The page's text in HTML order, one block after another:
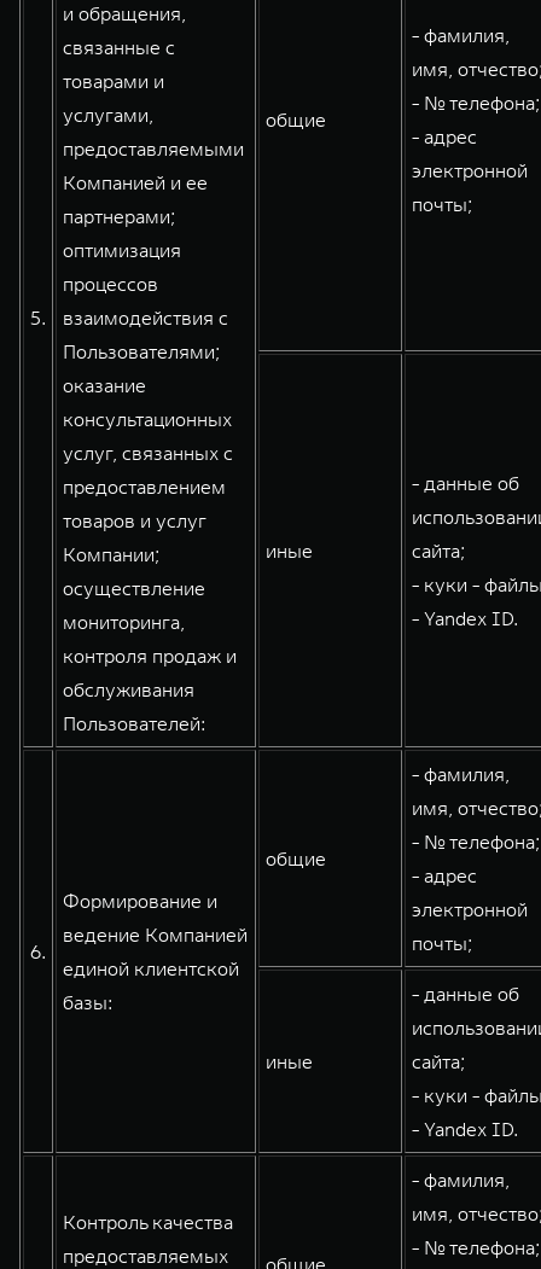
5.
и обращения,
связанные с
товарами и
услугами,
предоставляемыми
Компанией и ее
партнерами;
оптимизация
процессов
взаимодействия с
Пользователями;
оказание
консультационных
услуг, связанных с
предоставлением
товаров и услуг
Компании;
осуществление
мониторинга,
контроля продаж и
обслуживания
Пользователей:
общие
- фамилия,
имя,
- № телефона;
- адрес
электронной
почты;
иные
- данные об
сайта;
- куки -
- Yandex ID.
6.
Формирование и
ведение Компанией
единой клиентской
базы:
общие
- фамилия,
имя,
- № телефона;
- адрес
электронной
почты;
иные
- данные об
сайта;
- куки -
- Yandex ID.
Контроль качества
предоставляемых
общие
- фамилия,
имя,
- № телефона;